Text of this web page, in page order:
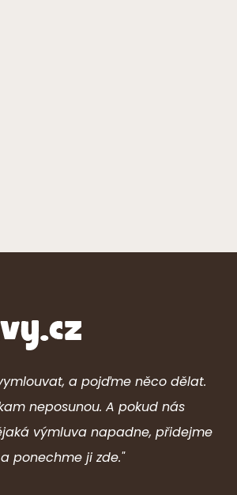
a pojďme něco dělat.
neposunou. A pokud nás
výmluva napadne, přidejme
ponechme ji zde."